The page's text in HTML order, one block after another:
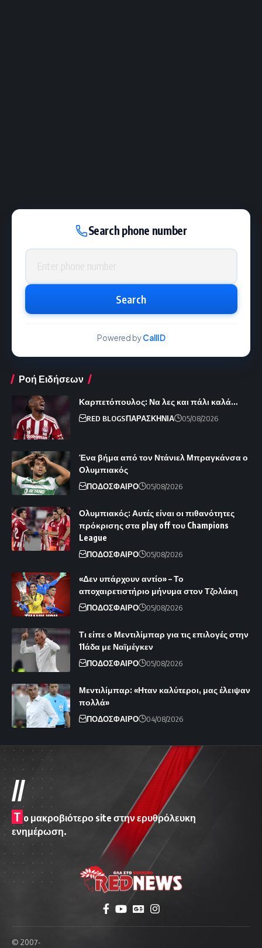
Search phone number
Phone number
Search
Powered byCallID
Ροή Ειδήσεων
Καρπετόπουλος: Να λες και πάλι καλά…
RED BLOGSΠΑΡΑΣΚΗΝΙΑ 05/08/2026
Ένα βήμα από τον Ντάνιελ Μπραγκάνσα ο
Ολυμπιακός
ΠΟΔΟΣΦΑΙΡΟ 05/08/2026
Ολυμπιακός: Αυτές είναι οι πιθανότητες
πρόκρισης στα play off του Champions
League
ΠΟΔΟΣΦΑΙΡΟ 05/08/2026
«Δεν υπάρχουν αντίο» – Το
αποχαιρετιστήριο μήνυμα στον Τζολάκη
ΠΟΔΟΣΦΑΙΡΟ 05/08/2026
Τι είπε ο Μεντιλίμπαρ για τις επιλογές στην
11άδα με Ναϊμέγκεν
ΠΟΔΟΣΦΑΙΡΟ 05/08/2026
Μεντιλίμπαρ: «Ηταν καλύτεροι, μας έλειψαν
πολλά»
ΠΟΔΟΣΦΑΙΡΟ 04/08/2026
//
T o μακροβιότερο site στην ερυθρόλευκη
ενημέρωση.
© 2007-